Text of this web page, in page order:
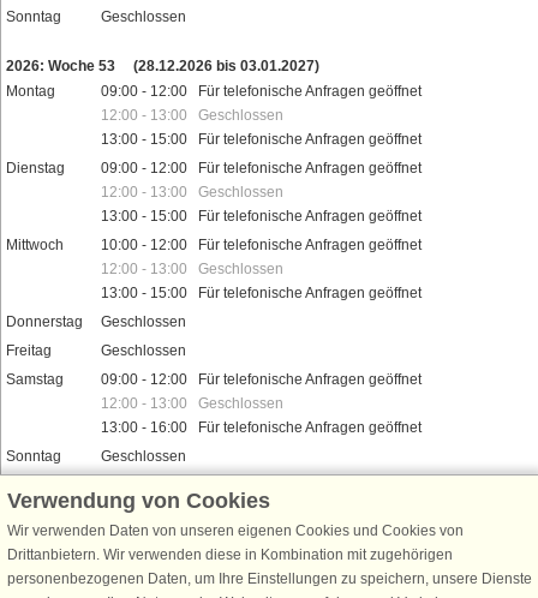
Sonntag
Geschlossen
2026: Woche 53
(28.12.2026 bis 03.01.2027)
Montag
09:00 - 12:00 Für telefonische Anfragen geöffnet
12:00 - 13:00 Geschlossen
13:00 - 15:00 Für telefonische Anfragen geöffnet
Dienstag
09:00 - 12:00 Für telefonische Anfragen geöffnet
12:00 - 13:00 Geschlossen
13:00 - 15:00 Für telefonische Anfragen geöffnet
Mittwoch
10:00 - 12:00 Für telefonische Anfragen geöffnet
12:00 - 13:00 Geschlossen
13:00 - 15:00 Für telefonische Anfragen geöffnet
Donnerstag
Geschlossen
Freitag
Geschlossen
Samstag
09:00 - 12:00 Für telefonische Anfragen geöffnet
12:00 - 13:00 Geschlossen
13:00 - 16:00 Für telefonische Anfragen geöffnet
Sonntag
Geschlossen
Schließen Sie sich 100.000 Ferienhaus-Fans an
Erhalten Sie einen Willkommensgutschein von 25 €für Ihren nächsten
Verwendung von Cookies
Wir verwenden Daten von unseren eigenen Cookies und Cookies von
Drittanbietern. Wir verwenden diese in Kombination mit zugehörigen
personenbezogenen Daten, um Ihre Einstellungen zu speichern, unsere Dienste